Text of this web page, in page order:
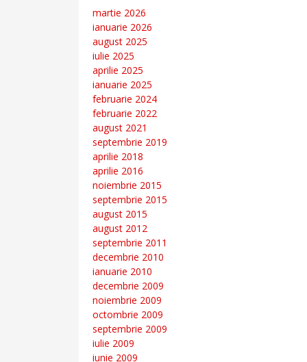
martie 2026
ianuarie 2026
august 2025
iulie 2025
aprilie 2025
ianuarie 2025
februarie 2024
februarie 2022
august 2021
septembrie 2019
aprilie 2018
aprilie 2016
noiembrie 2015
septembrie 2015
august 2015
august 2012
septembrie 2011
decembrie 2010
ianuarie 2010
decembrie 2009
noiembrie 2009
octombrie 2009
septembrie 2009
iulie 2009
iunie 2009